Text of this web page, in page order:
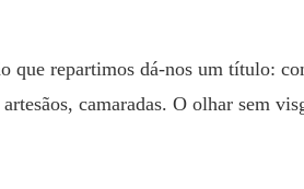
camaradas. O olhar sem